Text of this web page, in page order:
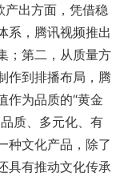
产出方面，凭借稳
系，腾讯视频推出
；第二，从质量方
作到排播布局，腾
作为品质的“黄金
质、多元化、有
种文化产品，除了
具有推动文化传承